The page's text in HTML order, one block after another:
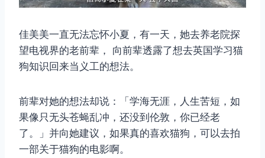
佳美美一直无法忘怀小夏，有一天，她去养老院探
望电视界的老前辈， 向前辈透露了想去英国学习猫
狗知识回来当义工的想法。
前辈对她的想法却说：「学海无涯，人生苦短，如
果像只无头苍蝇乱冲，还没到伦敦，你已经老
了。」并向她建议，如果真的喜欢猫狗，可以去拍
一部关于猫狗的电影啊。